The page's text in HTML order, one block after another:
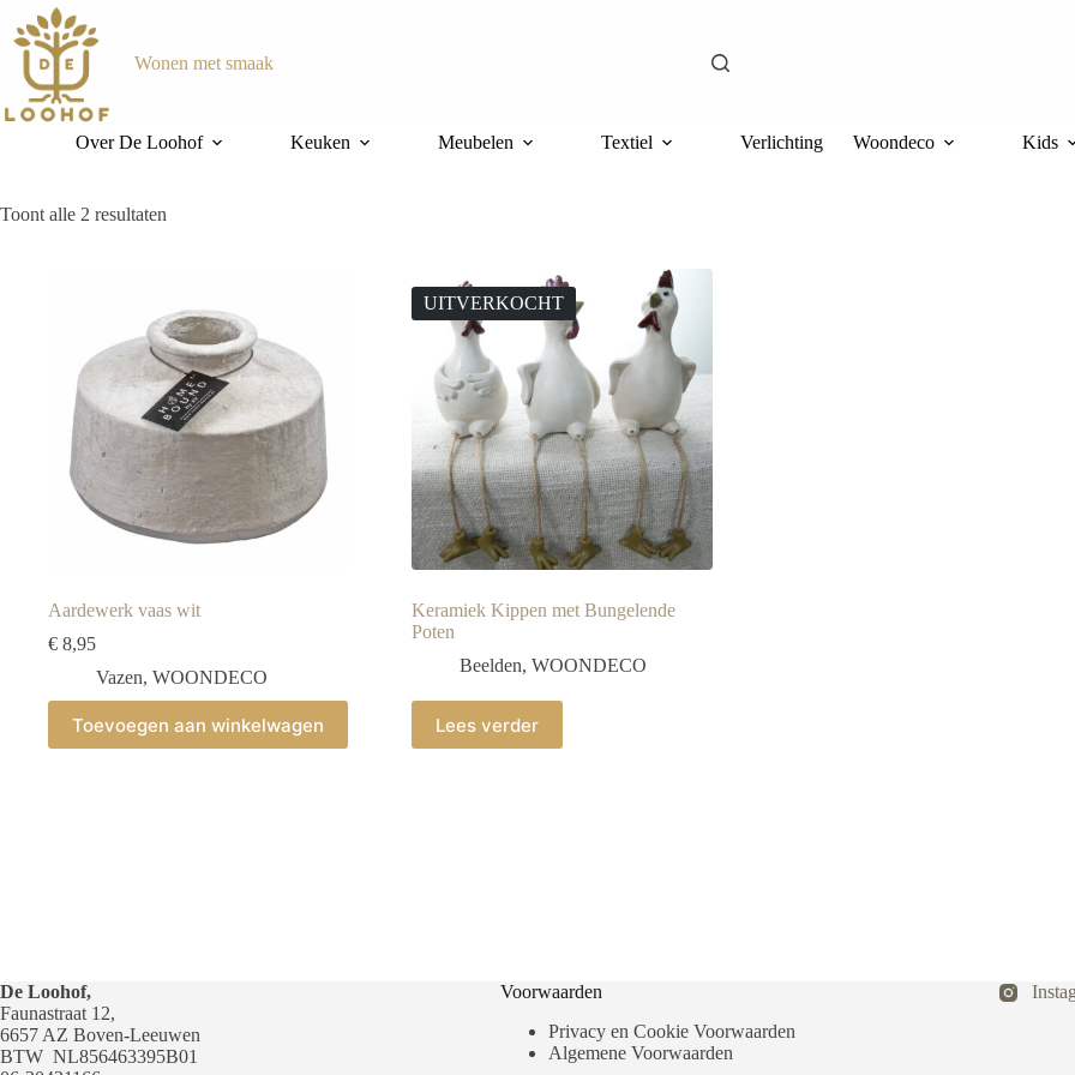
naar
inhoud
Wonen met smaak
Over De Loohof Keuken Meubelen Textiel Verlichting Woondeco Kids
Toont alle 2 resultaten
Aardewerk vaas wit
€ 8,95
Vazen, WOONDECO
Toevoegen aan winkelwagen
UITVERKOCHT
Keramiek Kippen met Bungelende
Poten
Beelden, WOONDECO
Lees verder
De Loohof,
Faunastraat 12,
6657 AZ Boven-Leeuwen
BTW NL856463395B01
Voorwaarden
Privacy en Cookie Voorwaarden
Algemene Voorwaarden